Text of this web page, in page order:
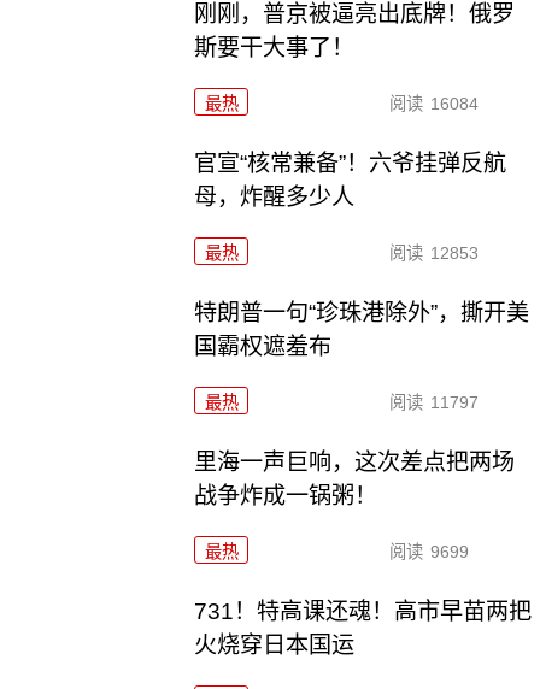
刚刚，普京被逼亮出底牌！俄罗
斯要干大事了！
最热 阅读 16084
官宣“核常兼备”！六爷挂弹反航
母，炸醒多少人
最热 阅读 12853
特朗普一句“珍珠港除外”，撕开美
国霸权遮羞布
最热 阅读 11797
里海一声巨响，这次差点把两场
战争炸成一锅粥！
最热 阅读 9699
731！特高课还魂！高市早苗两把
火烧穿日本国运